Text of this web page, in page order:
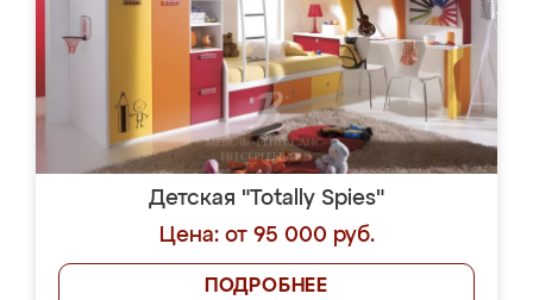
Детская "Totally Spies"
Цена: от 95 000 руб.
ПОДРОБНЕЕ